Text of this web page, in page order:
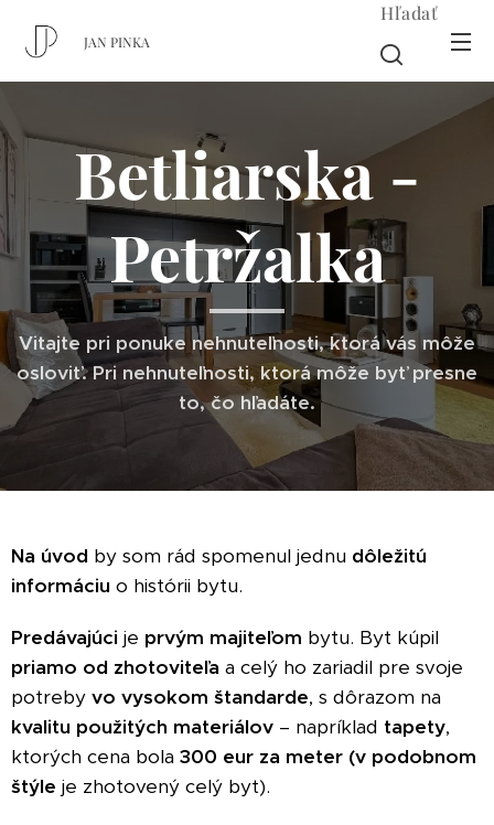
JAN PINKA
Hľadať
Betliarska -
Petržalka
Vitajte pri ponuke nehnuteľnosti, ktorá vás môže
osloviť. Pri nehnuteľnosti, ktorá môže byť presne
to, čo hľadáte.
Na úvod by som rád spomenul jednu dôležitú
informáciu o histórii bytu.
Predávajúci je prvým majiteľom bytu. Byt kúpil
priamo od zhotoviteľa a celý ho zariadil pre svoje
potreby vo vysokom štandarde, s dôrazom na
kvalitu použitých materiálov – napríklad tapety,
ktorých cena bola 300 eur za meter (v podobnom
štýle je zhotovený celý byt).